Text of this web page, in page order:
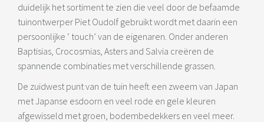
duidelijk het sortiment te zien die veel door de befaamde
tuinontwerper Piet Oudolf gebruikt wordt met daarin een
persoonlijke ‘ touch’ van de eigenaren. Onder anderen
Baptisias, Crocosmias, Asters and Salvia creëren de
spannende combinaties met verschillende grassen.
De zuidwest punt van de tuin heeft een zweem van Japan
met Japanse esdoorn en veel rode en gele kleuren
afgewisseld met groen, bodembedekkers en veel meer.